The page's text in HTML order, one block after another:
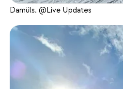
Damüls. @Live Updates